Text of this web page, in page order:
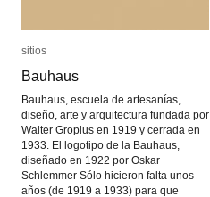
sitios
Bauhaus
Bauhaus, escuela de artesanías,
diseño, arte y arquitectura fundada por
Walter Gropius en 1919 y cerrada en
1933. El logotipo de la Bauhaus,
diseñado en 1922 por Oskar
Schlemmer Sólo hicieron falta unos
años (de 1919 a 1933) para que
sitios
Bauhaus